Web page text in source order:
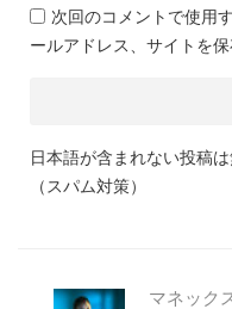
次回のコメントで使用
ールアドレス、サイトを保
日本語が含まれない投稿
（スパム対策）
マネック